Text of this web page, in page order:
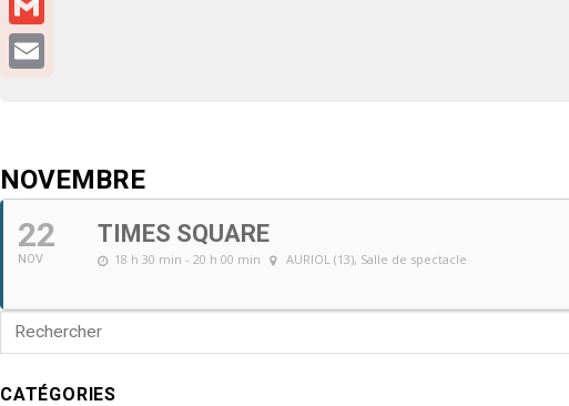
NOVEMBRE
22
NOV
TIMES SQUARE
18 h 30 min - 20 h 00 min AURIOL (13), Salle de spectacle
CATÉGORIES
Gmail